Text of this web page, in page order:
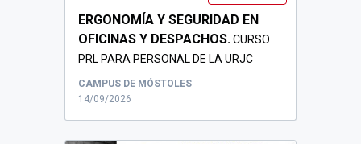
ERGONOMÍA Y SEGURIDAD EN
OFICINAS Y DESPACHOS.CURSO
PRL PARA PERSONAL DE LA URJC
CURSO DE 4 HORAS DE D...
CAMPUS DE MÓSTOLES
14/09/2026